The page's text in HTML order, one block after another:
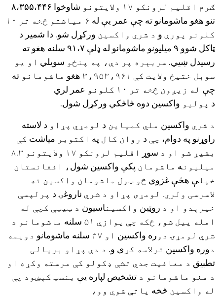
ګرم اقليم لرونکو ۱۷ ولايتونو
شاوخوا ۸،۳۵۵،۴۴۶
تنو هغو ماشومانو ته چې عمر یې له
۶ مياشتو څخه تر ۱۰
کلونو پورې و د شري واکسين ورکړل شو. دا شمیر د
ټاکل شوو ۹ میلیونو ماشومانو له ډلې ۹۱،۷ سلنه هغو ته
رسیدل ښيي. سربېره پر دې، په پنځو سویلي او يو
سوېل ختيځ ولايت کې ۳،۹۵۳،۹۶۱
هغو ماشومانو ته
چې له زيږون څخه تر ۱۰ کلونو
عمر لري
د پوليو واکسین دوه څاڅکي ورکړل شول.
د شري واکسین ملي کمپاين د لومړي پړاو د لاسته
راوړنو په دوام، چې د روان کال په اکتوبر میاشت کې
بشپړ شو او د سوړ
اقليم لرونکو ۱۷ ولايتونو ۸.۳
ميليونه ماشومان پکې واکسین شول ، افغانستان
خپلې هڅې غزوي څو ټول ماشومان واکسين ته
لاسرسی ولري. لومړی پړاو د شري ناروغۍ د پرلپسې
خپرېدو او د روټین واکسيناسیون د ټيټې کچې له
امله پيل شو، ځکه چې يوازې ۵۱
سلنه ماشومانو د
شري لومړۍ دو ره واکسین او ۳۷ سلنه ماشومانو دويمه
دوره واکسین ترلاسه کړ ی و. د دې پړاو بريالی
تطبیق د معافيت جدي تشې ډکولو کې مرسته وکړه او
د هغو ماشومانو د تشخیص لپاره یې بنسټ کېښود چې
له واکسين څخه پاتې شوي وو،